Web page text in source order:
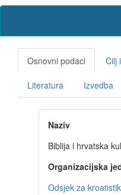
Osnovni podaci Cilj
Literatura Izvedba
Naziv
Biblija i hrvatska
Organizacijska
Odsjek za